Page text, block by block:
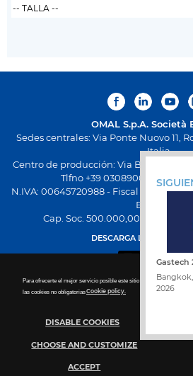
Para ofrecerte el mejor servicio posible este sitio utiliza las cookies.
las cookies no obligatoriasCookie policy.
DISABLE COOKIES
CHOOSE AND CUSTOMIZE
ACCEPT
OMAL S.p.A. Società
Sedes centrales: Via Ponte Nuovo 11,
Italia
Centro de producción: Via Brognolo 12,
Tlfno +39 0308900145 Fax
N.IVA: 00645720988 - Fiscal Code:
BS-258271
Cap. Soc. 500.000,00 €
DESCARGA LA NUEVA
WHISTLEBLOWING
Gastech
2026